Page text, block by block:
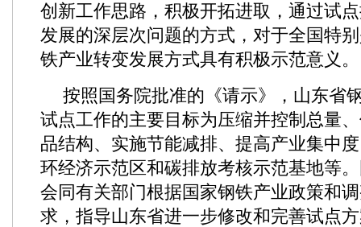
创新工作思路，积极开拓进取，通过试
发展的深层次问题的方式，对于全国特
铁产业转变发展方式具有积极示范意义。
按照国务院批准的《请示》，山东省
试点工作的主要目标为压缩并控制总量
品结构、实施节能减排、提高产业集中
环经济示范区和碳排放考核示范基地等
会同有关部门根据国家钢铁产业政策和
求，指导山东省进一步修改和完善试点